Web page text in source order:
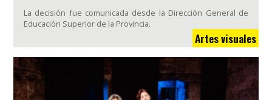
La decisión fue comunicada desde la Dirección General de
Educación Superior de la Provincia.
Artes visuales